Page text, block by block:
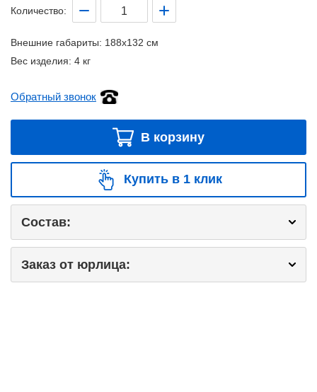
Количество:
Внешние габариты: 188x132 см
Вес изделия: 4 кг
Обратный звонок
В корзину
Купить в 1 клик
Состав:
Заказ от юрлица: